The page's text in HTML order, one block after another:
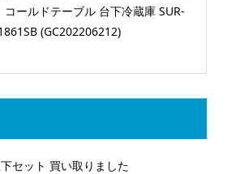
コールドテーブル 台下冷蔵庫 SUR-
(GC202206212)
セット 買い取りました